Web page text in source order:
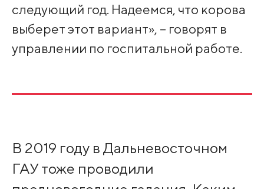
следующий год. Надеемся, что корова
выберет этот вариант», – говорят в
управлении по госпитальной работе.
В 2019 году в Дальневосточном
ГАУ тоже проводили